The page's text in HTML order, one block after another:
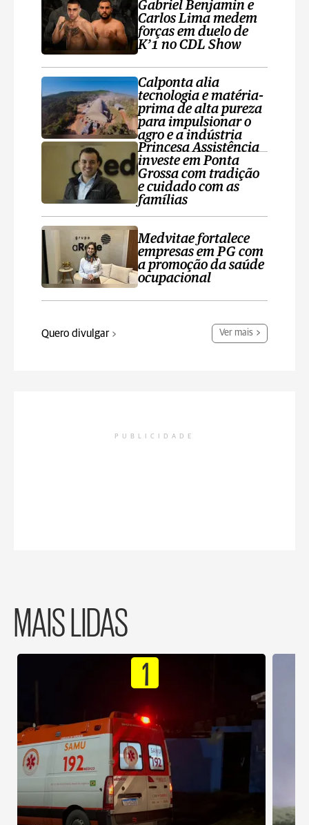
Gabriel Benjamin e
Carlos Lima medem
forças em duelo de
K’1 no CDL Show
Calponta alia
tecnologia e matéria-
prima de alta pureza
para impulsionar o
agro e a indústria
Princesa Assistência
investe em Ponta
Grossa com tradição
e cuidado com as
famílias
Medvitae fortalece
empresas em PG com
a promoção da saúde
ocupacional
Quero divulgar Ver mais
PUBLICIDADE
MAIS LIDAS
1